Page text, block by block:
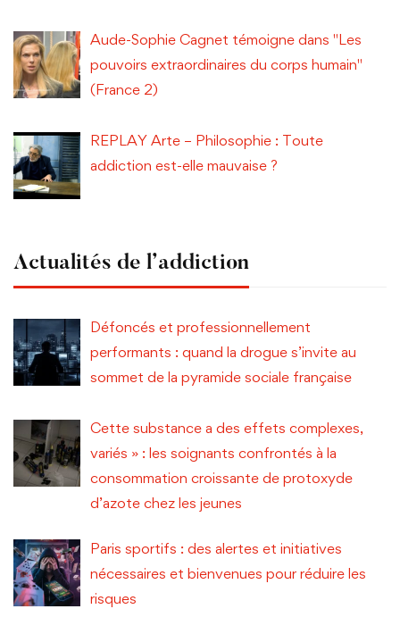
Aude-Sophie Cagnet témoigne dans "Les
pouvoirs extraordinaires du corps humain"
(France 2)
REPLAY Arte – Philosophie : Toute
addiction est-elle mauvaise ?
Actualités de l’addiction
Défoncés et professionnellement
performants : quand la drogue s’invite au
sommet de la pyramide sociale française
Cette substance a des effets complexes,
variés » : les soignants confrontés à la
consommation croissante de protoxyde
d’azote chez les jeunes
Paris sportifs : des alertes et initiatives
nécessaires et bienvenues pour réduire les
risques